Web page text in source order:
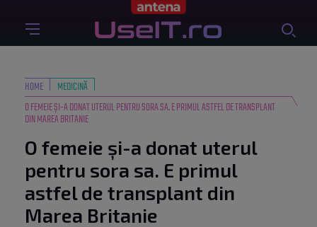
HOME
MEDICINĂ
O FEMEIE ȘI-A DONAT UTERUL PENTRU SORA SA. E PRIMUL ASTFEL DE TRANSPLANT
DIN MAREA BRITANIE
O femeie și-a donat uterul
pentru sora sa. E primul
astfel de transplant din
Marea Britanie